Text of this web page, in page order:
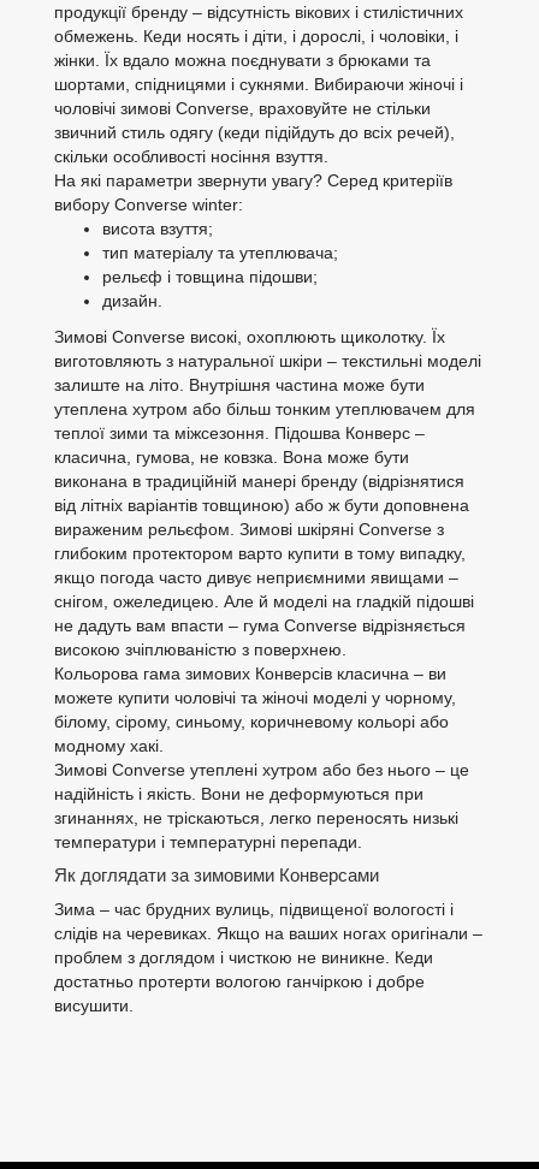
продукції бренду – відсутність вікових і стилістичних
обмежень. Кеди носять і діти, і дорослі, і чоловіки, і
жінки. Їх вдало можна поєднувати з брюками та
шортами, спідницями і сукнями. Вибираючи жіночі і
чоловічі зимові Converse, враховуйте не стільки
звичний стиль одягу (кеди підійдуть до всіх речей),
скільки особливості носіння взуття.
На які параметри звернути увагу? Серед критеріїв
вибору Converse winter:
висота взуття;
тип матеріалу та утеплювача;
рельєф і товщина підошви;
дизайн.
Зимові Converse високі, охоплюють щиколотку. Їх
виготовляють з натуральної шкіри – текстильні моделі
залиште на літо. Внутрішня частина може бути
утеплена хутром або більш тонким утеплювачем для
теплої зими та міжсезоння. Підошва Конверс –
класична, гумова, не ковзка. Вона може бути
виконана в традиційній манері бренду (відрізнятися
від літніх варіантів товщиною) або ж бути доповнена
вираженим рельєфом. Зимові шкіряні Converse з
глибоким протектором варто купити в тому випадку,
якщо погода часто дивує неприємними явищами –
снігом, ожеледицею. Але й моделі на гладкій підошві
не дадуть вам впасти – гума Converse відрізняється
високою зчіплюваністю з поверхнею.
Кольорова гама зимових Конверсів класична – ви
можете купити чоловічі та жіночі моделі у чорному,
білому, сірому, синьому, коричневому кольорі або
модному хакі.
Зимові Converse утеплені хутром або без нього – це
надійність і якість. Вони не деформуються при
згинаннях, не тріскаються, легко переносять низькі
температури і температурні перепади.
Як доглядати за зимовими Конверсами
Зима – час брудних вулиць, підвищеної вологості і
слідів на черевиках. Якщо на ваших ногах оригінали –
проблем з доглядом і чисткою не виникне. Кеди
достатньо протерти вологою ганчіркою і добре
висушити.